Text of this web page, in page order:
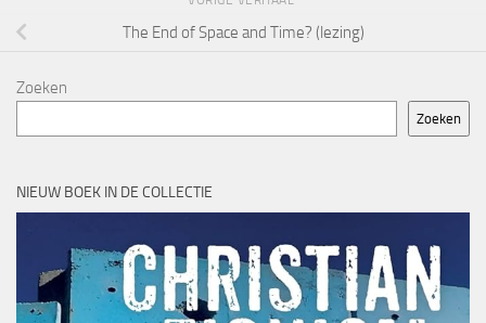
The End of Space and Time? (lezing)
Zoeken
Zoeken
NIEUW BOEK IN DE COLLECTIE